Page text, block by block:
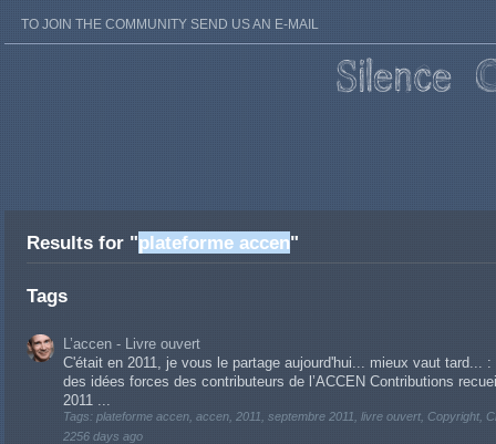
TO JOIN THE COMMUNITY SEND US AN E-MAIL
Results for "plateforme accen"
Tags
L’accen - Livre ouvert
C'était en 2011, je vous le partage aujourd'hui... mieux vaut tard...
des idées forces des contributeurs de l’ACCEN Contributions
2011 ...
Tags: plateforme accen, accen, 2011, septembre 2011, livre ouvert, Copyright,
2256 days ago